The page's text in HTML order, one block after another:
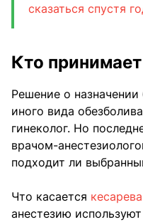
сказаться спустя
Кто
Решение о
иного вида
гинеколог. Но
врачом-
подходит ли
Что касается
анестезию